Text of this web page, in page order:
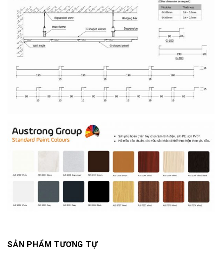
SẢN PHẨM TƯƠNG TỰ